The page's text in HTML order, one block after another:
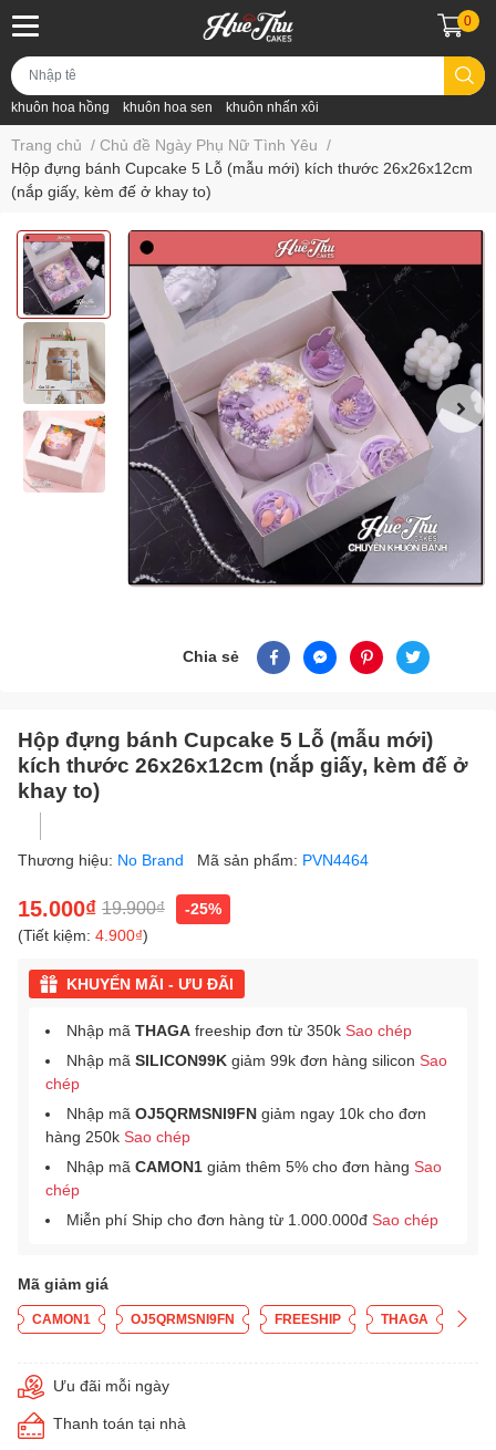
khuôn hoa hồng khuôn hoa sen khuôn nhấn xôi
0
Trang chủ / Chủ đề Ngày Phụ Nữ Tình Yêu /
Hộp đựng bánh Cupcake 5 Lỗ (mẫu mới) kích thước 26x26x12cm
(nắp giấy, kèm đế ở khay to)
Chia sẻ
Hộp đựng bánh Cupcake 5 Lỗ (mẫu mới)
kích thước 26x26x12cm (nắp giấy, kèm đế ở
khay to)
Thương hiệu: No Brand Mã sản phẩm: PVN4464
15.000₫ 19.900₫
-25%
(Tiết kiệm: 4.900₫)
KHUYẾN MÃI - ƯU ĐÃI
Nhập mã THAGA freeship đơn từ 350k Sao chép
Nhập mã SILICON99K giảm 99k đơn hàng silicon Sao
chép
Nhập mã OJ5QRMSNI9FN giảm ngay 10k cho đơn
hàng 250k Sao chép
Nhập mã CAMON1 giảm thêm 5% cho đơn hàng Sao
chép
Miễn phí Ship cho đơn hàng từ 1.000.000đ Sao chép
Mã giảm giá
CAMON1 OJ5QRMSNI9FN FREESHIP THAGA
Ưu đãi mỗi ngày
Thanh toán tại nhà